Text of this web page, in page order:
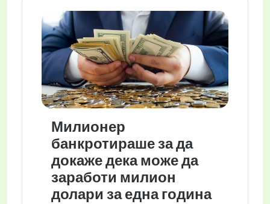
Милионер
банкротираше за да
докаже дека може да
заработи милион
долари за една година